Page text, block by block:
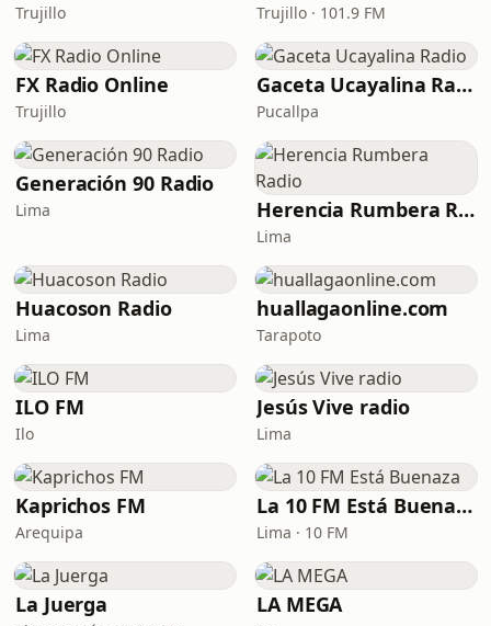
Trujillo Trujillo · 101.9 FM
FX Radio Online
Trujillo
Gaceta Ucayalina Radio
Pucallpa
Generación 90 Radio
Lima Herencia Rumbera Radio
Lima
Huacoson Radio
Lima
huallagaonline.com
Tarapoto
ILO FM
Ilo
Jesús Vive radio
Lima
Kaprichos FM
Arequipa
La 10 FM Está Buenaza
Lima · 10 FM
La Juerga LA MEGA